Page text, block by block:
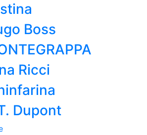
Boss
Ricci
Dupont